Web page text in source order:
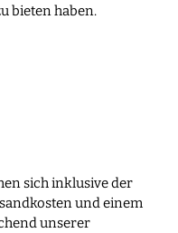
bieten haben.
sich inklusive der
und einem
unserer